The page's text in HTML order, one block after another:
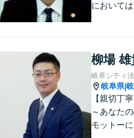
において
ることを心
柳場 雄
岐阜シティ
岐阜県|
【親切丁
～あなた
モットー